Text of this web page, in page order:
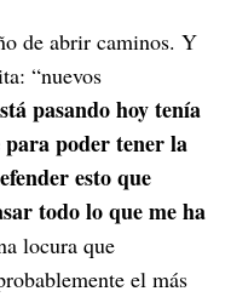
de abrir caminos. Y
“nuevos
pasando hoy tenía
poder tener la
esto que
todo lo que me ha
locura que
el más